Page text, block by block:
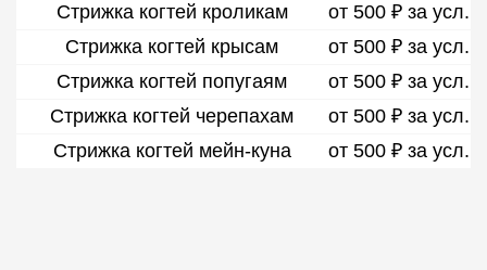
Стрижка когтей кроликам
от 500 ₽ за усл.
Стрижка когтей крысам
от 500 ₽ за усл.
Стрижка когтей попугаям
от 500 ₽ за усл.
Стрижка когтей черепахам
от 500 ₽ за усл.
Стрижка когтей мейн-куна
от 500 ₽ за усл.